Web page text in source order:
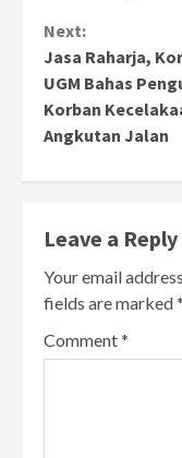
Next:
Jasa Raharja,
UGM Bahas
Korban
Angkutan Jalan
Leave a Reply
Your email
fields are marked*
Comment*